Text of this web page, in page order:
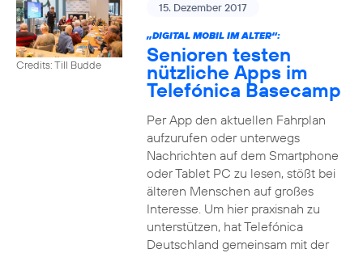
Credits: Till Budde
15. Dezember 2017
„DIGITAL MOBIL IM ALTER“:
Senioren testen
nützliche Apps im
Telefónica Basecamp
Per App den aktuellen Fahrplan
aufzurufen oder unterwegs
Nachrichten auf dem Smartphone
oder Tablet PC zu lesen, stößt bei
älteren Menschen auf großes
Interesse. Um hier praxisnah zu
unterstützen, hat Telefónica
Deutschland gemeinsam mit der